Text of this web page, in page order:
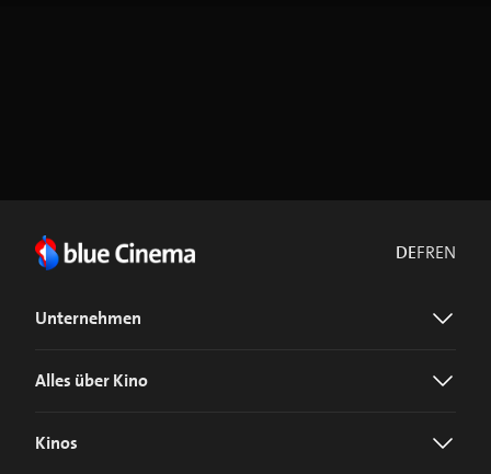
DEFREN
Unternehmen
Alles über Kino
Kinos